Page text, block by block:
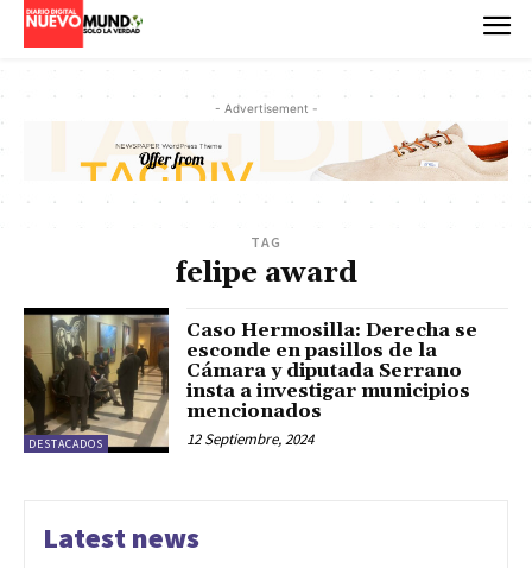
- Advertisement -
TAG
felipe award
DESTACADOS
Caso Hermosilla: Derecha se
esconde en pasillos de la
Cámara y diputada Serrano
insta a investigar municipios
mencionados
12 Septiembre, 2024
Latest news